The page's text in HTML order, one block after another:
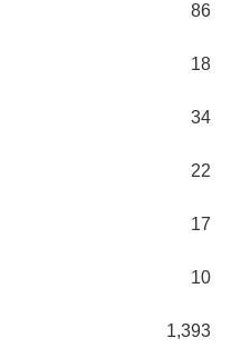
86
18
34
22
17
10
1,393